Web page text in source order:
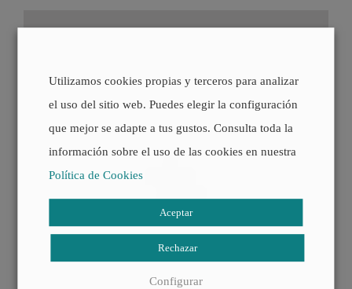
Utilizamos cookies propias y terceros para analizar
el uso del sitio web. Puedes elegir la configuración
que mejor se adapte a tus gustos. Consulta toda la
información sobre el uso de las cookies en nuestra
Política de Cookies
Aceptar
Rechazar
Configurar